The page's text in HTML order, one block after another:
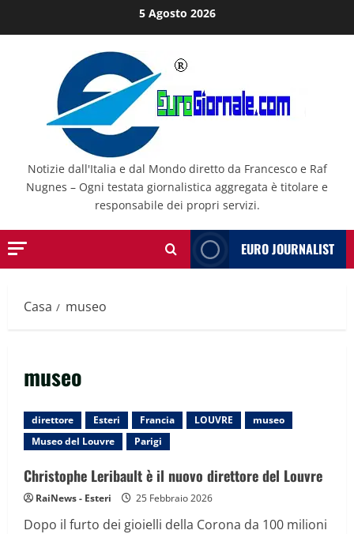
al
5 Agosto 2026
Notizie dall'Italia e dal Mondo diretto da Francesco e Raf
Nugnes – Ogni testata giornalistica aggregata è titolare e
responsabile dei propri servizi.
EURO JOURNALIST
Casa museo
museo
direttore Esteri Francia LOUVRE
museo
Museo del Louvre
Parigi
Christophe Leribault è il nuovo direttore del Louvre
RaiNews - Esteri 25 Febbraio 2026
Dopo il furto dei gioielli della Corona da 100 milioni